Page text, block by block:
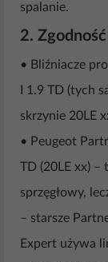
spalanie.
2.
• Bliźniacze
I 1.9 TD (tych
skrzynie 20LE
• Peugeot
TD (20LE xx) –
sprzęgłowy,
– starsze
Expert używa